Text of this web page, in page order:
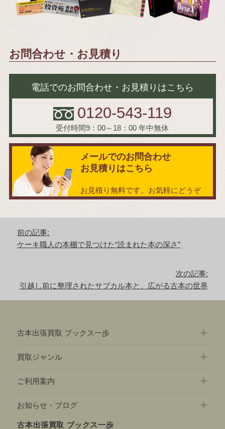
お問合わせ・お見積り
電話でのお問合わせ・お見積りはこちら
0120-543-119
受付時間9：00～18：00 年中無休
メールでのお問合わせ
お見積りはこちら
お見積り無料です。お気軽にどうぞ
前の記事:
前
事:
ケーキ職人の本棚で見つけた“読まれた本の深さ”
次の記事:
次
引越し前に整理されたサブカル本と、広がる古本の世界
古本出張買取 ブックス一歩
買取ジャンル
ご利用案内
お知らせ・ブログ
古本出張買取 ブックス一歩